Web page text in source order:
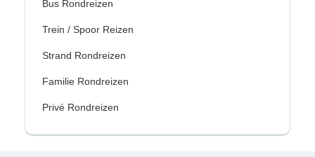
Bus Rondreizen
Trein / Spoor Reizen
Strand Rondreizen
Familie Rondreizen
Privé Rondreizen